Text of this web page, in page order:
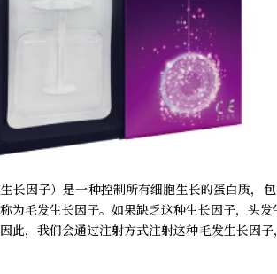
长因子）是一种控制所有细胞生长的蛋白质
为毛发生长因子。如果缺乏这种生长因子，头
此，我们会通过注射方式注射这种毛发生长因